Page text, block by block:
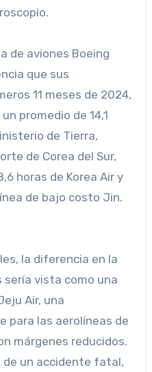
de aviones Boeing
que sus
11 meses de 2024,
promedio de 14,1
de Tierra,
de Corea del Sur,
horas de Korea Air y
de bajo costo Jin.
la diferencia en la
sería vista como una
Air, una
para las aerolíneas de
márgenes reducidos.
de un accidente fatal,